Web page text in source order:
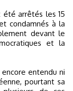
été arrêtés les 15
condamnés à la
devant le
et la
entendu ni
pourtant sa